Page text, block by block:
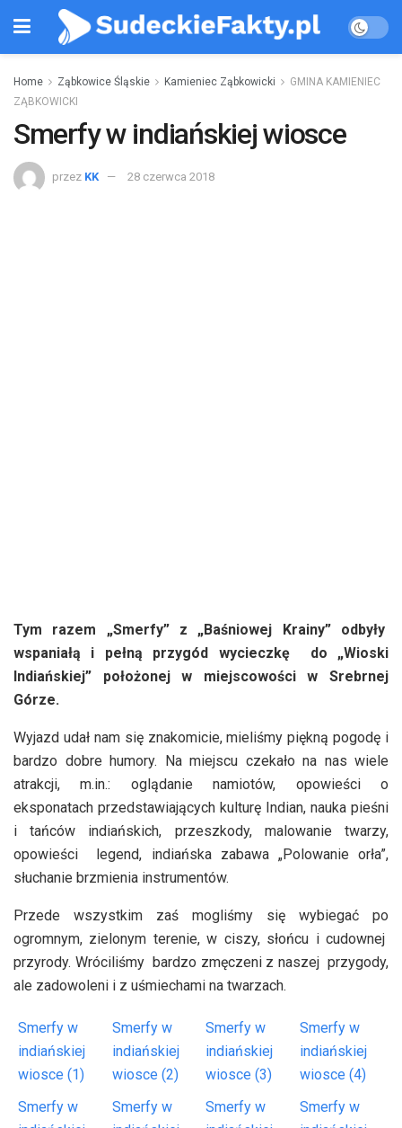
Home Ząbkowice Śląskie Kamieniec Ząbkowicki
GMINA KAMIENIEC
ZĄBKOWICKI
Smerfy w indiańskiej wiosce
przez KK 28 czerwca 2018
Tym razem „Smerfy” z „Baśniowej Krainy” odbyły
wspaniałą i pełną przygód wycieczkę do „Wioski
Indiańskiej” położonej w miejscowości w Srebrnej
Górze.
Wyjazd udał nam się znakomicie, mieliśmy piękną pogodę i
bardzo dobre humory. Na miejscu czekało na nas wiele
atrakcji, m.in.: oglądanie namiotów, opowieści o
eksponatach przedstawiających kulturę Indian, nauka pieśni
i tańców indiańskich, przeszkody, malowanie twarzy,
opowieści legend, indiańska zabawa „Polowanie orła”,
słuchanie brzmienia instrumentów.
Przede wszystkim zaś mogliśmy się wybiegać po
ogromnym, zielonym terenie, w ciszy, słońcu i cudownej
przyrody. Wróciliśmy bardzo zmęczeni z naszej przygody,
ale zadowoleni i z uśmiechami na twarzach.
Smerfy w
indiańskiej
wiosce (1)
Smerfy w
indiańskiej
wiosce (2)
Smerfy w
indiańskiej
wiosce (3)
Smerfy w
indiańskiej
wiosce (4)
Smerfy w
Smerfy w
Smerfy w
Smerfy w